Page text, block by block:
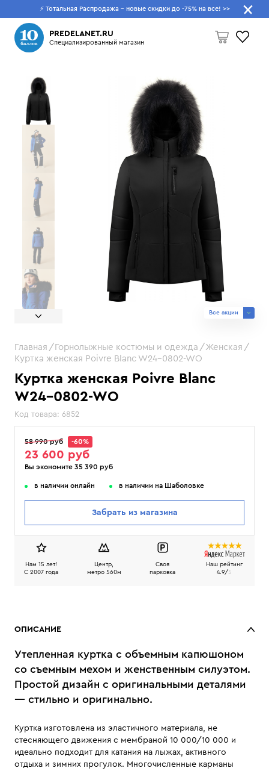
⚡ Тотальная Распродажа - новые скидки до -75% на все! >>
PREDELANET.RU
Специализированный магазин
Пусто
Что будем искать?
Куртка женская Poivre Blanc
W24-0802-WO
Код товара: 6852
Все акции
Главная Горнолыжные костюмы и одежда
Женская
Куртка женская Poivre Blanc W24-0802-WO
58 990 руб -60%
23 600 руб
Вы экономите 35 390 руб
в наличии онлайн в наличии на Шаболовке
Забрать из магазина
Нам 15 лет!
C 2007 года
Центр,
метро 560м
Своя
парковка
Наш рейтинг
4.9/5
ОПИСАНИЕ
Утепленная куртка с объемным капюшоном
со съемным мехом и женственным силуэтом.
Простой дизайн с оригинальными деталями
— стильно и оригинально.
Куртка изготовлена из эластичного материала, не
стесняющего движения с мембраной 10 000/10 000 и
идеально подходит для катания на лыжах, активного
отдыха и зимних прогулок. Многочисленные карманы